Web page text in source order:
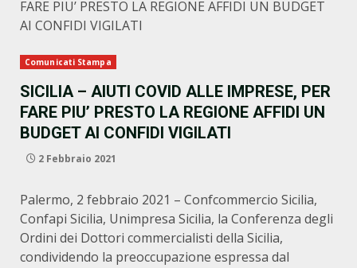
FARE PIU’ PRESTO LA REGIONE AFFIDI UN BUDGET
AI CONFIDI VIGILATI
Comunicati Stampa
SICILIA – AIUTI COVID ALLE IMPRESE, PER
FARE PIU’ PRESTO LA REGIONE AFFIDI UN
BUDGET AI CONFIDI VIGILATI
2 Febbraio 2021
Palermo, 2 febbraio 2021 – Confcommercio Sicilia,
Confapi Sicilia, Unimpresa Sicilia, la Conferenza degli
Ordini dei Dottori commercialisti della Sicilia,
condividendo la preoccupazione espressa dal